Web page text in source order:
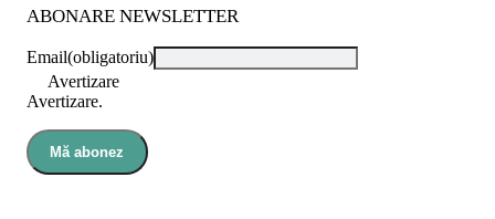
ABONARE NEWSLETTER
Email(obligatoriu)
Avertizare
Avertizare.
Mă abonez